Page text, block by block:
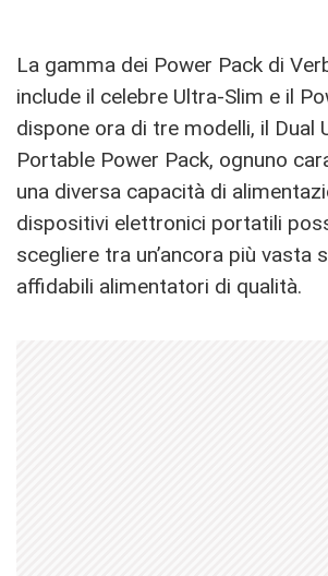
La gamma dei Power Pack di
include il celebre Ultra-Slim e il
dispone ora di tre modelli, il Dual
Portable Power Pack, ognuno
una diversa capacità di
dispositivi elettronici portatili
scegliere tra un’ancora più vasta
affidabili alimentatori di qualità.